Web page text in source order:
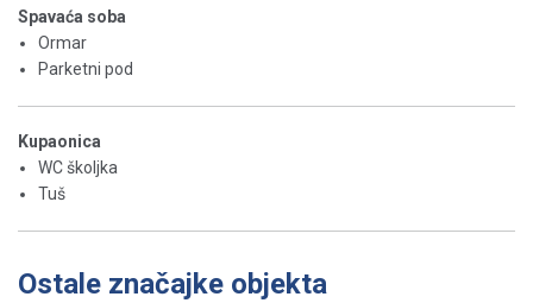
Spavaća soba
Ormar
Parketni pod
Kupaonica
WC školjka
Tuš
Ostale značajke objekta